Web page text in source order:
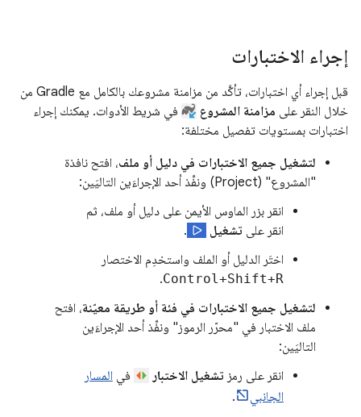
إجراء الاختبارات
قبل إجراء أي اختبارات، تأكَّد من مزامنة مشروعك بالكامل مع Gradle من
خلال النقر على مزامنة المشروع
في شريط الأدوات. يمكنك إجراء
اختبارات بمستويات تفصيل مختلفة:
لتشغيل جميع الاختبارات في دليل أو ملف، افتح نافذة
"المشروع" (Project) ونفِّذ أحد الإجراءَين التاليَين:
انقر بزر الماوس الأيمن على دليل أو ملف، ثم
انقر على تشغيل
.
اختَر الدليل أو الملف واستخدِم الاختصار
Control+Shift+R
.
لتشغيل جميع الاختبارات في فئة أو طريقة معيّنة، افتح
ملف الاختبار في "محرّر الرموز" ونفِّذ أحد الإجراءَين
التاليَين:
انقر على رمز تشغيل الاختبار في المسار
الجانبي
.